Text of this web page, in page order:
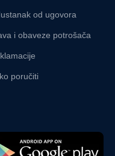
od ugovora
i obaveze potrošača
poručiti